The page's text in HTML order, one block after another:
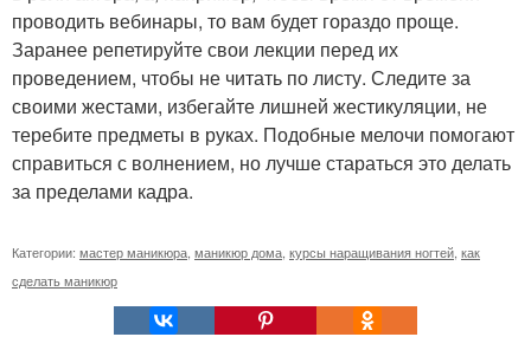
проводить вебинары, то вам будет гораздо проще.
Заранее репетируйте свои лекции перед их
проведением, чтобы не читать по листу. Следите за
своими жестами, избегайте лишней жестикуляции, не
теребите предметы в руках. Подобные мелочи помогают
справиться с волнением, но лучше стараться это делать
за пределами кадра.
Категории: мастер маникюра маникюр дома курсы наращивания ногтей как
сделать маникюр